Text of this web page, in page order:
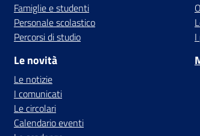
Famiglie e studenti
Personale scolastico
Percorsi di studio
Le novità
Le notizie
I comunicati
Le circolari
Calendario eventi
I